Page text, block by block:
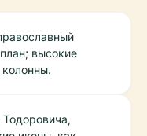
высокие
колонны.